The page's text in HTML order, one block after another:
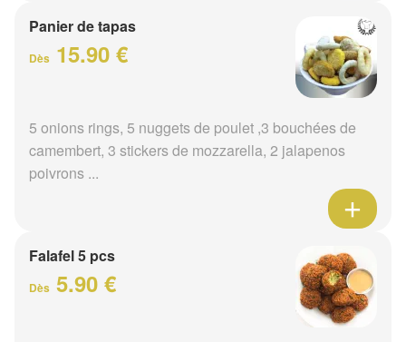
Panier de tapas
Dès 15.90 €
5 onions rings, 5 nuggets de poulet ,3 bouchées de
camembert, 3 stickers de mozzarella, 2 jalapenos
poivrons ...
Falafel 5 pcs
Dès 5.90 €